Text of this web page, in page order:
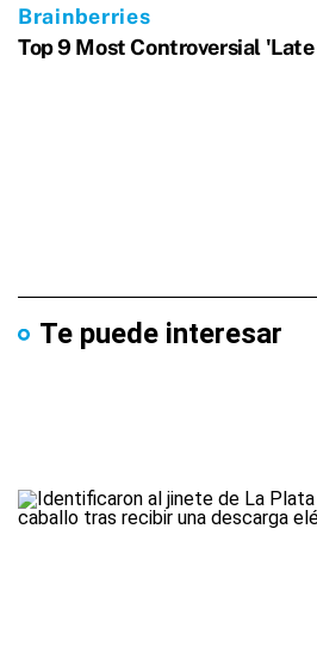
Te puede interesar